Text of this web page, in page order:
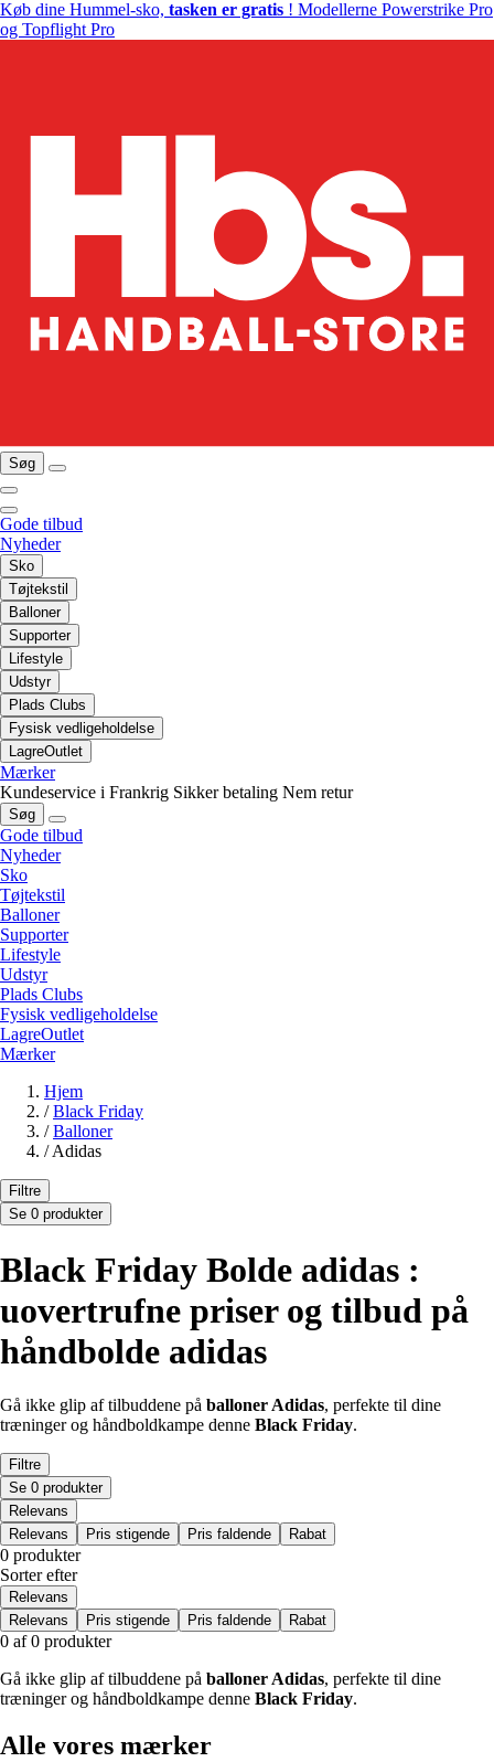
Køb dine Hummel-sko, tasken er gratis ! Modellerne Powerstrike Pro
og Topflight Pro
Søg
Gode tilbud
Nyheder
Sko
Tøjtekstil
Balloner
Supporter
Lifestyle
Udstyr
Plads Clubs
Fysisk vedligeholdelse
LagreOutlet
Mærker
Kundeservice i Frankrig Sikker betaling Nem retur
Søg
Gode tilbud
Nyheder
Sko
Tøjtekstil
Balloner
Supporter
Lifestyle
Udstyr
Plads Clubs
Fysisk vedligeholdelse
LagreOutlet
Mærker
Hjem
/ Black Friday
/ Balloner
/Adidas
Filtre
Se 0 produkter
Black Friday Bolde adidas :
uovertrufne priser og tilbud på
håndbolde adidas
Gå ikke glip af tilbuddene på balloner Adidas, perfekte til dine
træninger og håndboldkampe denne Black Friday.
Filtre
Se 0 produkter
Relevans
Relevans
Pris stigende Pris faldende Rabat
0 produkter
Sorter efter
Relevans
Relevans
Pris stigende Pris faldende Rabat
0 af 0 produkter
Gå ikke glip af tilbuddene på balloner Adidas, perfekte til dine
træninger og håndboldkampe denne Black Friday.
Alle vores mærker